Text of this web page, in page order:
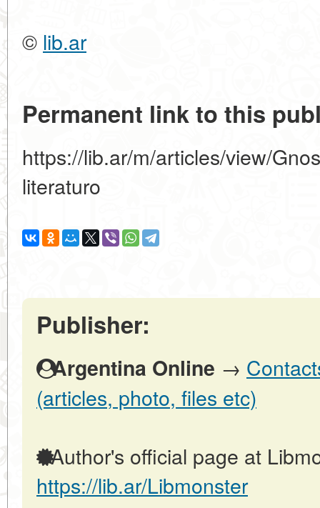
© lib.ar
Permanent link to this
https://lib.ar/m/articles/view/
literaturo
Publisher:
Argentina Online →
(articles, photo, files etc)
Author's official page at
https://lib.ar/Libmonster